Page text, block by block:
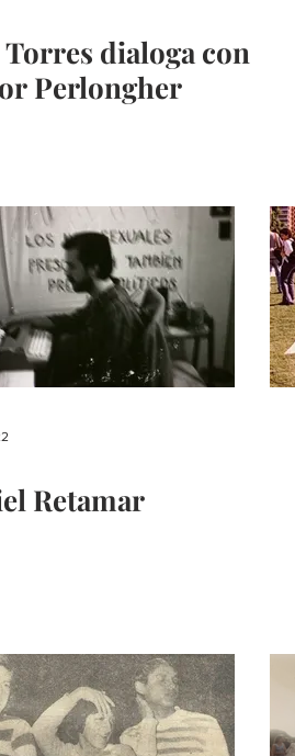
Torres dialoga con
Perlongher
Retamar